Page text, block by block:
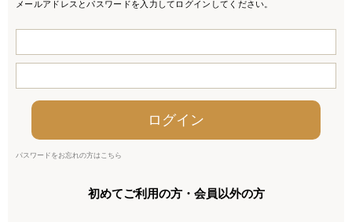
メールアドレスとパスワードを入力してログインしてください。
パスワードをお忘れの方はこちら
初めてご利用の方・会員以外の方